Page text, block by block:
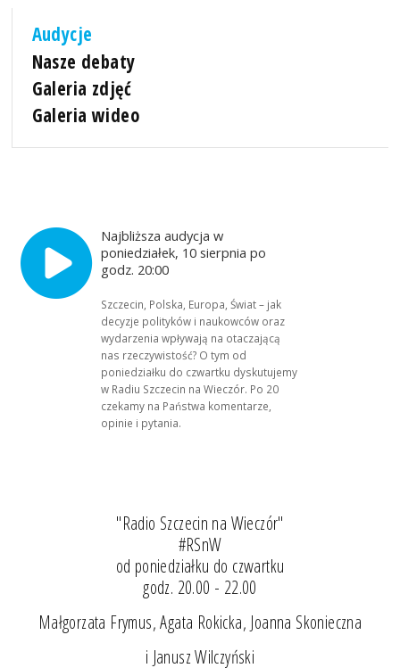
Audycje
Nasze debaty
Galeria zdjęć
Galeria wideo
Najbliższa audycja w
poniedziałek, 10 sierpnia po
godz. 20:00
Szczecin, Polska, Europa, Świat – jak
decyzje polityków i naukowców oraz
wydarzenia wpływają na otaczającą
nas rzeczywistość? O tym od
poniedziałku do czwartku dyskutujemy
w Radiu Szczecin na Wieczór. Po 20
czekamy na Państwa komentarze,
opinie i pytania.
"Radio Szczecin na Wieczór"
#RSnW
od poniedziałku do czwartku
godz. 20.00 - 22.00
Małgorzata Frymus, Agata Rokicka, Joanna Skonieczna
i Janusz Wilczyński